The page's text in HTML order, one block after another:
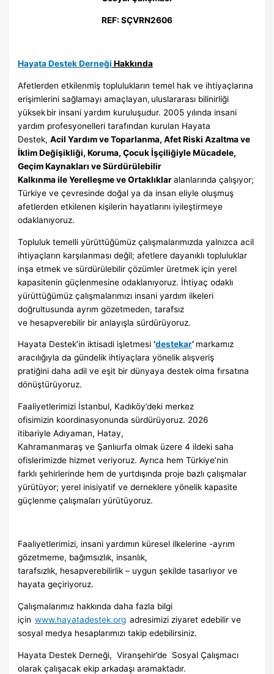
REF: SÇVRN2606
Hayata Destek Derneği Hakkında
Afetlerden etkilenmiş toplulukların temel hak ve ihtiyaçlarına
erişimlerini sağlamayı amaçlayan, uluslararası bilinirliği
yüksek bir insani yardım kuruluşudur. 2005 yılında insani
yardım profesyonelleri tarafından kurulan Hayata
Destek,Acil Yardım ve Toparlanma, Afet Riski Azaltma ve
İklim Değişikliği, Koruma, Çocuk İşçiliğiyle Mücadele,
Geçim Kaynakları ve Sürdürülebilir
Kalkınma ile Yerelleşme ve Ortaklıklaralanlarında çalışıyor;
Türkiye ve çevresinde doğal ya da insan eliyle oluşmuş
afetlerden etkilenen kişilerin hayatlarını iyileştirmeye
odaklanıyoruz.
Topluluk temelli yürüttüğümüz çalışmalarımızda yalnızca acil
ihtiyaçların karşılanması değil; afetlere dayanıklı topluluklar
inşa etmek ve sürdürülebilir çözümler üretmek için yerel
kapasitenin güçlenmesine odaklanıyoruz. İhtiyaç odaklı
yürüttüğümüz çalışmalarımızı insani yardım ilkeleri
doğrultusunda ayrım gözetmeden, tarafsız
ve hesapverebilir bir anlayışla sürdürüyoruz.
Hayata Destek’in iktisadi işletmesi‘destekar’ markamız
aracılığıyla da gündelik ihtiyaçlara yönelik alışveriş
pratiğini daha adil ve eşit bir dünyaya destek olma fırsatına
dönüştürüyoruz.
Faaliyetlerimizi İstanbul, Kadıköy’deki merkez
ofisimizin koordinasyonunda sürdürüyoruz. 2026
itibariyle Adıyaman, Hatay,
Kahramanmaraş ve Şanlıurfa olmak üzere 4 ildeki saha
ofislerimizde hizmet veriyoruz. Ayrıca hem Türkiye’nin
farklı şehirlerinde hem de yurtdışında proje bazlı çalışmalar
yürütüyor; yerel inisiyatif ve derneklere yönelik kapasite
güçlenme çalışmaları yürütüyoruz.
Faaliyetlerimizi, insani yardımın küresel ilkelerine -ayrım
gözetmeme, bağımsızlık, insanlık,
tarafsızlık, hesapverebilirlik – uygun şekilde tasarlıyor ve
hayata geçiriyoruz.
Çalışmalarımız hakkında daha fazla bilgi
içinwww.hayatadestek.org adresimizi ziyaret edebilir ve
sosyal medya hesaplarımızı takip edebilirsiniz.
Hayata Destek Derneği, Viranşehir’de Sosyal Çalışmacı
olarak çalışacak ekip arkadaşı aramaktadır.